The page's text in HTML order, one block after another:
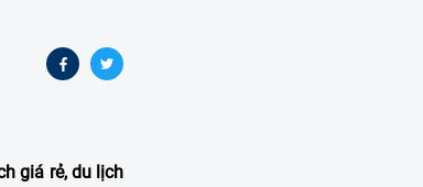
giá rẻ, du lịch